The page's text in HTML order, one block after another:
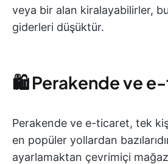
veya bir alan kiralayabilirler,
giderleri düşüktür.
🛍️ Perakende ve
Perakende ve e-ticaret, tek
en popüler yollardan
ayarlamaktan çevrimiçi